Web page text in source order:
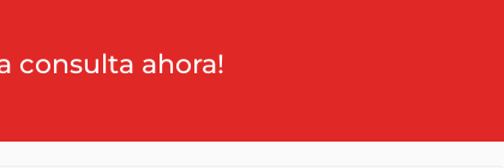
consulta ahora!